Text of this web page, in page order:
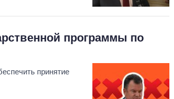
программы по
принятие